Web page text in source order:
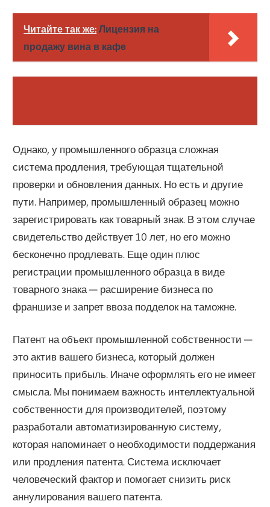
Читайте так же: Лицензия на
продажу вина в кафе
Однако, у промышленного образца сложная
система продления, требующая тщательной
проверки и обновления данных. Но есть и другие
пути. Например, промышленный образец можно
зарегистрировать как товарный знак. В этом случае
свидетельство действует 10 лет, но его можно
бесконечно продлевать. Еще один плюс
регистрации промышленного образца в виде
товарного знака — расширение бизнеса по
франшизе и запрет ввоза подделок на таможне.
Патент на объект промышленной собственности —
это актив вашего бизнеса, который должен
приносить прибыль. Иначе оформлять его не имеет
смысла. Мы понимаем важность интеллектуальной
собственности для производителей, поэтому
разработали автоматизированную систему,
которая напоминает о необходимости поддержания
или продления патента. Система исключает
человеческий фактор и помогает снизить риск
аннулирования вашего патента.